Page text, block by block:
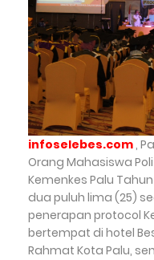
infoselebes.com,
Orang Mahasiswa
Kemenkes Palu
dua puluh lima (25)
penerapan protocol
bertempat di hotel
Rahmat Kota Palu,